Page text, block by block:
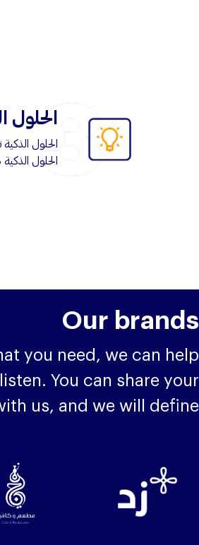
الحلول
الحلول
الحلول
Our brands
you need, we can help
You can share your
us, and we will define